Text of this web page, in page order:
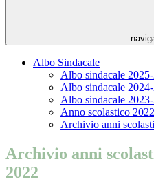
Albo Sindacale
Albo sindacale
Albo sindacale
Albo sindacale
Anno scolastico
Archivio anni
Archivio anni
2022